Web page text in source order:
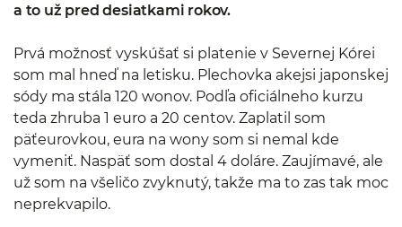
a to už pred desiatkami rokov.
Prvá možnosť vyskúšať si platenie v Severnej Kórei
som mal hneď na letisku. Plechovka akejsi japonskej
sódy ma stála 120 wonov. Podľa oficiálneho kurzu
teda zhruba 1 euro a 20 centov. Zaplatil som
päťeurovkou, eura na wony som si nemal kde
vymeniť. Naspäť som dostal 4 doláre. Zaujímavé, ale
už som na všeličo zvyknutý, takže ma to zas tak moc
neprekvapilo.